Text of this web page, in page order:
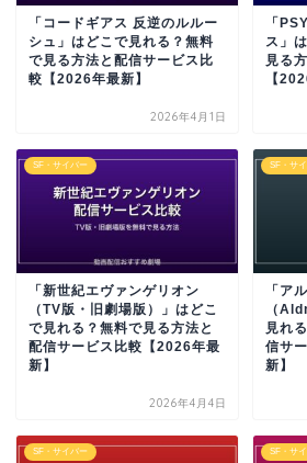
「コードギアス 反逆のルルー
シュ」はどこで見れる？無料
で見る方法と配信サービス比
較【2026年最新】
2026年4月1日
「
ス」
見る
【
SF・サイバー
「新世紀エヴァンゲリオン
（TV版・旧劇場版）」はどこ
で見れる？無料で見る方法と
配信サービス比較【2026年最
新】
2026年4月4日
SF・サ
「ア
（
見れ
信サ
新】
SF・サイバー SF・サ